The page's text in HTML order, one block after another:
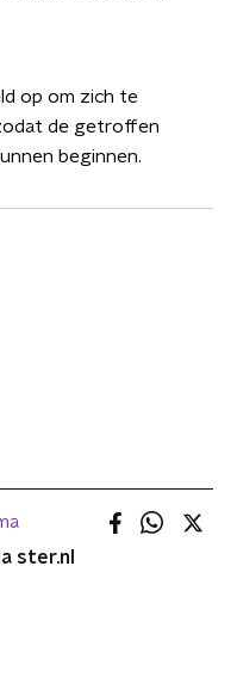
op om zich te
de getroffen
beginnen.
ster.nl